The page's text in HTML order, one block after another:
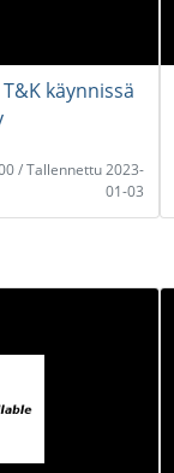
käynnissä
/ Tallennettu 2023-
01-03